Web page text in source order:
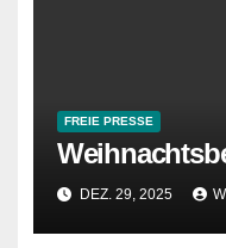
FREIE PRESSE
DEZ. 29, 2025